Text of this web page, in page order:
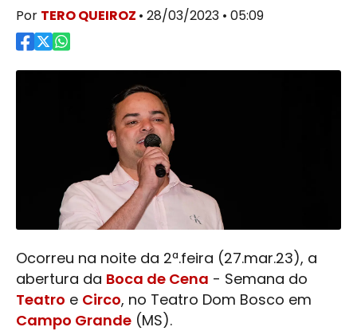
Por TERO QUEIROZ • 28/03/2023 • 05:09
Ocorreu na noite da 2ª.feira (27.mar.23), a
abertura da Boca de Cena - Semana do
Teatro e Circo, no Teatro Dom Bosco em
Campo Grande (MS).